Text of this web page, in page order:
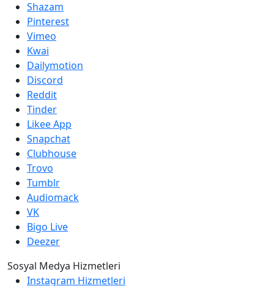
Shazam
Pinterest
Vimeo
Kwai
Dailymotion
Discord
Reddit
Tinder
Likee App
Snapchat
Clubhouse
Trovo
Tumblr
Audiomack
VK
Bigo Live
Deezer
Sosyal Medya Hizmetleri
Instagram Hizmetleri